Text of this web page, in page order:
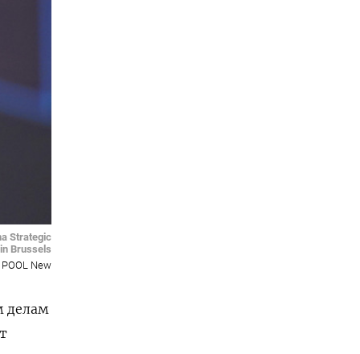
Strategic
Brussels
POOL New
делам